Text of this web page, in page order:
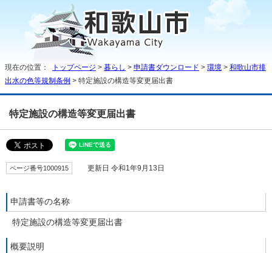
現在の位置： トップページ > 暮らし > 申請書ダウンロード > 環境 > 和歌山市排
出水の色等規制条例 > 特定施設の構造等変更届出書
特定施設の構造等変更届出書
ページ番号1000915 更新日 令和1年9月13日
申請書等の名称
特定施設の構造等変更届出書
概要説明